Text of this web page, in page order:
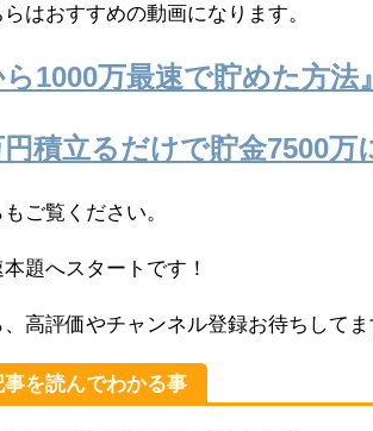
はおすすめの動画になります。
ら1000万最速で貯めた方法』
円積立るだけで貯金7500万
ご覧ください。
題へスタートです！
、高評価やチャンネル登録お待ちしてま
事を読んでわかる事